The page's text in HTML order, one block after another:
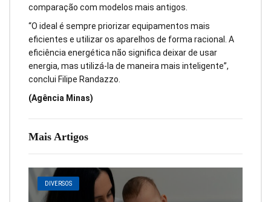
Mais Artigos
DIVERSOS
comparação com modelos mais antigos.
“O ideal é sempre priorizar equipamentos mais
eficientes e utilizar os aparelhos de forma racional. A
eficiência energética não significa deixar de usar
energia, mas utilizá-la de maneira mais inteligente”,
conclui Filipe Randazzo.
(Agência Minas)